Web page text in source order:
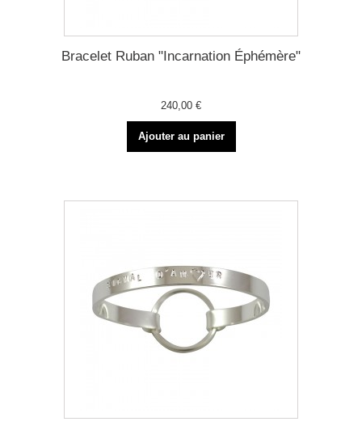
Bracelet Ruban "Incarnation Éphémère"
240,00 €
Ajouter au panier